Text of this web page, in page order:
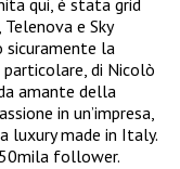
qui, è stata grid
e Sky
sicuramente la
particolare, di Nicolò
amante della
in un’impresa,
luxury made in Italy.
follower.